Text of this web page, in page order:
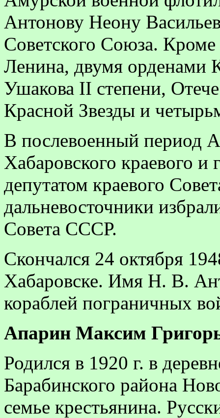
Антонову Неону
Советского Союза.
Ленина, двумя орденами
Ушакова II степени,
Красной Звезды и
В послевоенный период
Хабаровского краевого и
депутатом краевого
дальневосточники
Совета СССР.
Скончался 24 октября
Хабаровске. Имя Н. В.
кораблей пограничных
Апарин Максим
Родился в 1920 г. в
Барабинского района
семье крестьянина.